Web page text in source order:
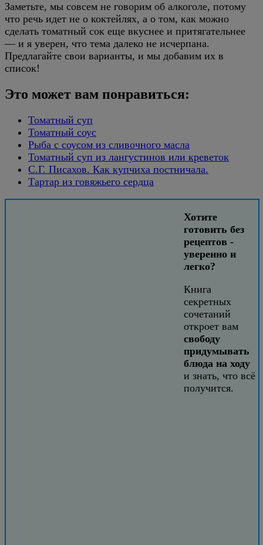
Заметьте, мы совсем не говорим об алкоголе, потому
что речь идет не о коктейлях, а о том, как можно
сделать томатный сок еще вкуснее и притягательнее
— и я уверен, что тема далеко не исчерпана.
Предлагайте свои варианты, и мы добавим их в
список!
Это может вам понравиться:
Томатный суп
Томатный соус
Рыба с соусом из сливочного масла
Томатный суп из лангустинов или креветок
С.Г. Писахов. Как купчиха постничала.
Тартар из говяжьего сердца
Хотите
готовить без
рецептов -
уверенно и
легко?
Книга
секретных
сочетаний
откроет вам
свободу
придумывать
блюда на ходу
и знать, что всё
получится.